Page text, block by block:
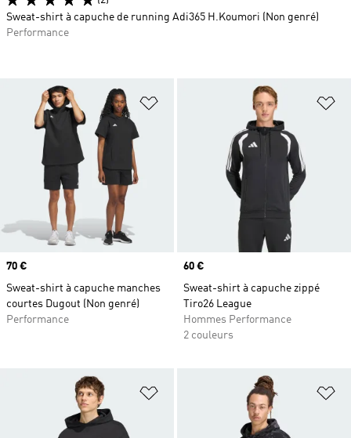
Ajouter à la Liste de produits
Prix
70 €
Sweat-shirt à capuche manches
courtes Dugout (Non genré)
Performance
Prix
60 €
Sweat-shirt à capuche zippé
Tiro26 League
Hommes Performance
2 couleurs
Ajouter à la Liste de produits
Sweat-shirt à capuche de running Adi365 H.Koumori (Non genré)
Performance